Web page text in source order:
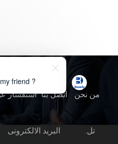
حقوق النشر © 2026
من نحن اتصل بنا استفسار
تل. البريد الالكترونى
friend ?